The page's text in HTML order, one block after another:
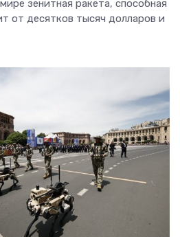
зенитная ракета, способная
от десятков тысяч долларов и